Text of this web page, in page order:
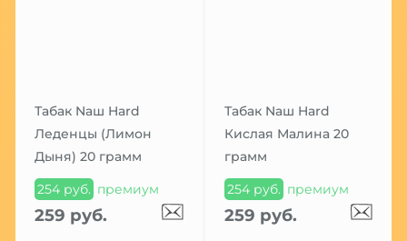
Табак Nаш Hard
Леденцы (Лимон
Дыня) 20 грамм
254 руб. премиум
259 руб.
Табак Nаш Hard
Кислая Малина 20
грамм
254 руб. премиум
259 руб.